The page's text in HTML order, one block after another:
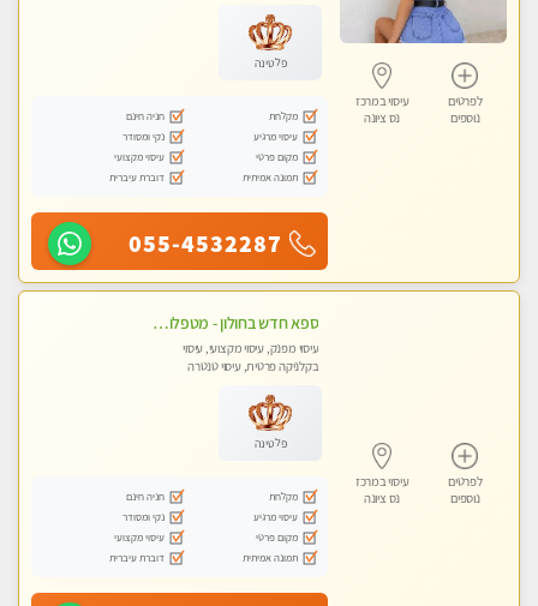
לפרטים
נוספים
עיסוי במרכז
נס ציונה
פלטינה
מקלחת
חניה חינם
עיסוי מרגיע
נקי ומסודר
מקום פרטי
עיסוי מקצועי
תמונה אמיתית
דוברת עיברית
055-4532287
לפרטים
נוספים
עיסוי במרכז
נס ציונה
ספא חדש בחולון - מטפלות מקצועיות ברמה גבוהה מומלץ מאוד !!! . . highly recommended..new in the city -אין פרטים נוספים במקום -ללא מין !!ממתינה לך שתגיע
עיסוי מפנק, עיסוי מקצועי, עיסוי
בקלניקה פרטית, עיסוי טנטרה
פלטינה
מקלחת
חניה חינם
עיסוי מרגיע
נקי ומסודר
מקום פרטי
עיסוי מקצועי
תמונה אמיתית
דוברת עיברית